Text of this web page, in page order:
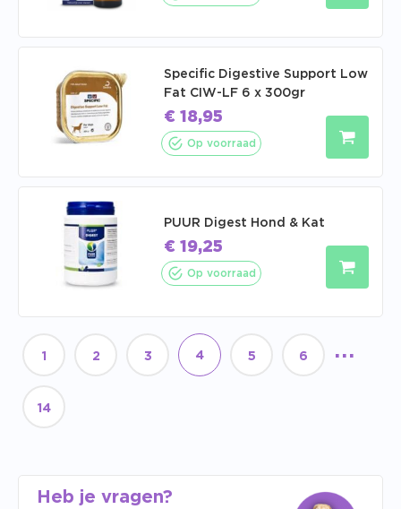
Specific Digestive Support Low
Fat CIW-LF 6 x 300gr
€ 18,95
Op voorraad
PUUR Digest Hond & Kat
€ 19,25
Op voorraad
1 2 3 4 5 6 ...
14
Heb je vragen?